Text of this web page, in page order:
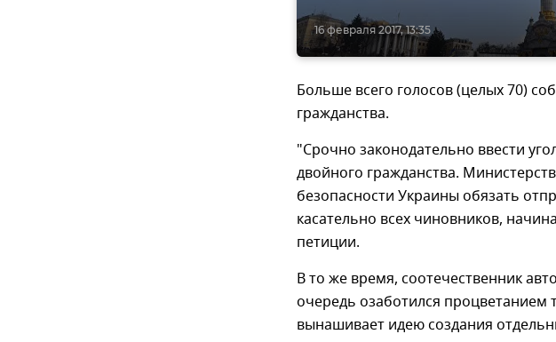
16 февраля 2017, 13:35
Больше всего голосов (целых 70)
гражданства.
"Срочно законодательно ввести
двойного гражданства.
безопасности Украины обязать
касательно всех чиновников,
петиции.
В то же время, соотечественник
очередь озаботился процветанием
вынашивает идею создания